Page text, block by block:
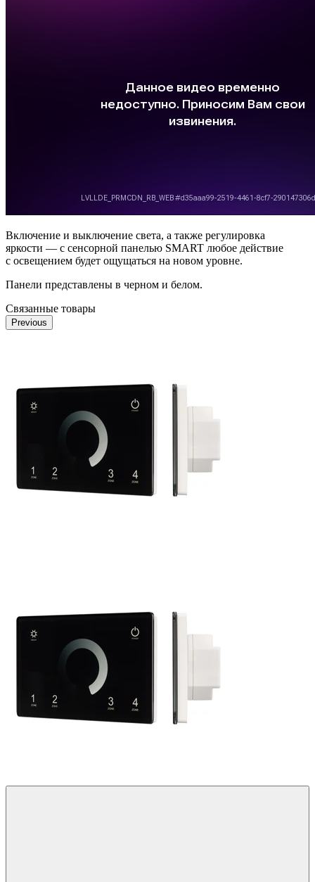
Включение и выключение света, а также регулировка
яркости — с сенсорной панелью SMART любое действие
с освещением будет ощущаться на новом уровне.
Панели представлены в черном и белом.
Связанные товары
Previous